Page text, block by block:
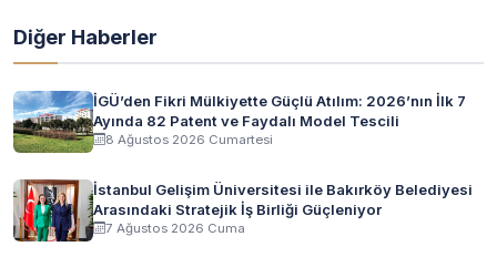
Diğer Haberler
İGÜ’den Fikri Mülkiyette Güçlü Atılım: 2026’nın İlk 7
Ayında 82 Patent ve Faydalı Model Tescili
8 Ağustos 2026 Cumartesi
İstanbul Gelişim Üniversitesi ile Bakırköy Belediyesi
Arasındaki Stratejik İş Birliği Güçleniyor
7 Ağustos 2026 Cuma